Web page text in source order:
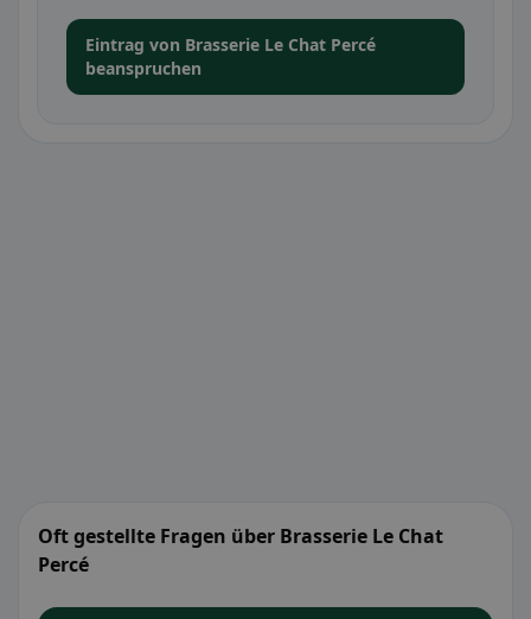
Eintrag von Brasserie Le Chat Percé
beanspruchen
Oft gestellte Fragen über Brasserie Le Chat
Percé